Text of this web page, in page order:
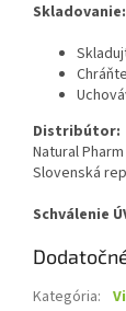
Skladovanie:
Distribútor:
Natural
Slovenská
Schválenie
Kategória: